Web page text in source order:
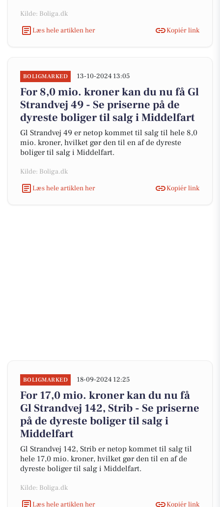
Kilde: Boliga.dk
Læs hele artiklen her
Kopiér link
BOLIGMARKED 13-10-2024 13:05
For 8,0 mio. kroner kan du nu få Gl
Strandvej 49 - Se priserne på de
dyreste boliger til salg i Middelfart
Gl Strandvej 49 er netop kommet til salg til hele 8,0
mio. kroner, hvilket gør den til en af de dyreste
boliger til salg i Middelfart.
Kilde: Boliga.dk
Læs hele artiklen her
Kopiér link
BOLIGMARKED 18-09-2024 12:25
For 17,0 mio. kroner kan du nu få
Gl Strandvej 142, Strib - Se priserne
på de dyreste boliger til salg i
Middelfart
Gl Strandvej 142, Strib er netop kommet til salg til
hele 17,0 mio. kroner, hvilket gør den til en af de
dyreste boliger til salg i Middelfart.
Kilde: Boliga.dk
Læs hele artiklen her
Kopiér link